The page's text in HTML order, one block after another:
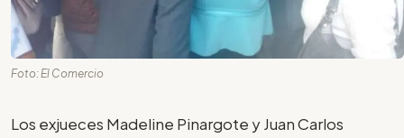
Foto: El Comercio
Los exjueces Madeline Pinargote y Juan Carlos